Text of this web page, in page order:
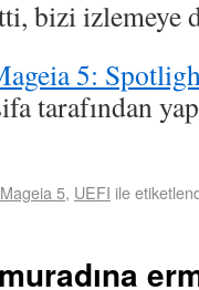
bizi izlemeye
5:
tarafından
Mageia 5, UEFI ile